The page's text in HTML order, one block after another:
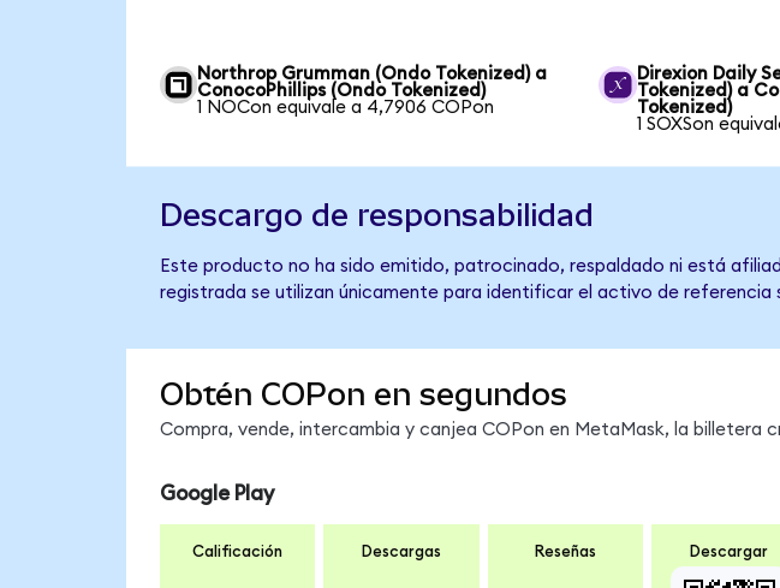
Northrop Grumman (Ondo Tokenized) a
ConocoPhillips (Ondo Tokenized)
1 NOCon equivale a 4,7906 COPon
Direxion Daily
Tokenized) a
Tokenized)
1 SOXSon
Descargo de responsabilidad
Este producto no ha sido emitido, patrocinado, respaldado ni está
registrada se utilizan únicamente para identificar el activo de referencia
Obtén COPon en segundos
Compra, vende, intercambia y canjea COPon en MetaMask, la billetera
Google Play
Calificación Descargas Reseñas Descargar